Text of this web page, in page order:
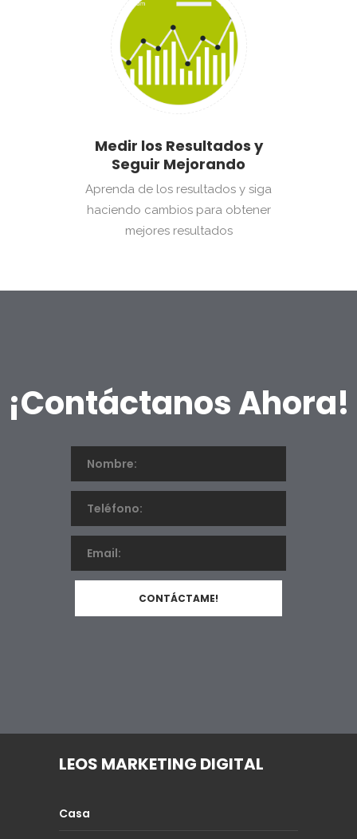
Medir los Resultados y
Seguir Mejorando
Aprenda de los resultados y siga
haciendo cambios para obtener
mejores resultados
¡Contáctanos Ahora!
LEOS MARKETING DIGITAL
Casa